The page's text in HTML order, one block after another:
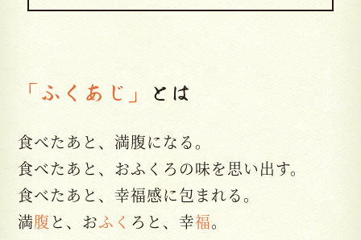
「ふくあじ」 とは
食べたあと、満腹になる。
食べたあと、おふくろの味を思い出す。
食べたあと、幸福感に包まれる。
満腹 と、おふく ろと、幸福。